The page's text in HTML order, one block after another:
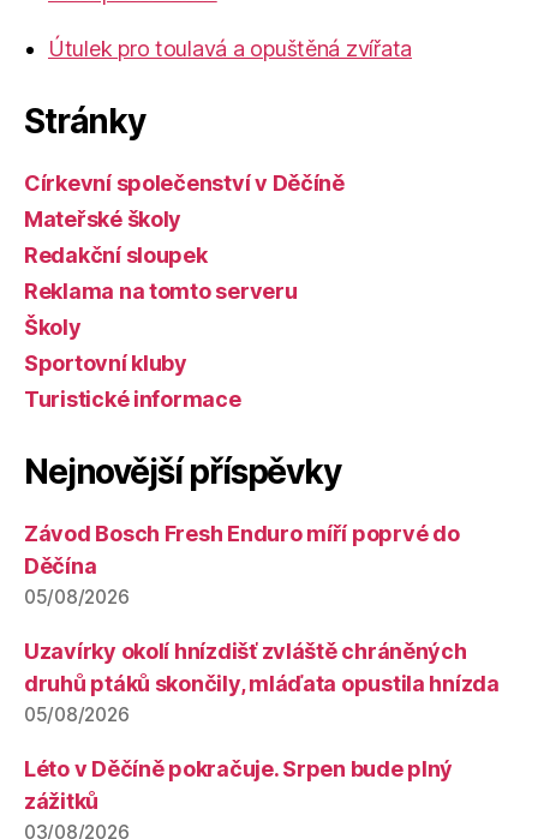
Útulek pro toulavá a opuštěná zvířata
Stránky
Církevní společenství v Děčíně
Mateřské školy
Redakční sloupek
Reklama na tomto serveru
Školy
Sportovní kluby
Turistické informace
Nejnovější příspěvky
Závod Bosch Fresh Enduro míří poprvé do
Děčína
05/08/2026
Uzavírky okolí hnízdišť zvláště chráněných
druhů ptáků skončily, mláďata opustila hnízda
05/08/2026
Léto v Děčíně pokračuje. Srpen bude plný
zážitků
03/08/2026